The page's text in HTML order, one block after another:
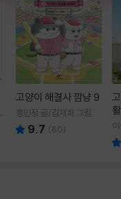
고양이 해결사 깜냥 9
홍민정 글/김재희 그림
9.7 (60)